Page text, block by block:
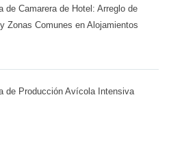
de Camarera de Hotel: Arreglo de
Zonas Comunes en Alojamientos
de Producción Avícola Intensiva